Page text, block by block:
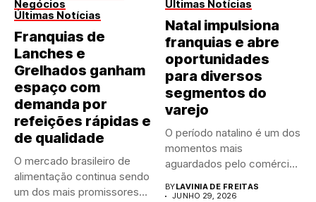
Negócios
Últimas Notícias
Franquias de
Lanches e
Grelhados ganham
espaço com
demanda por
refeições rápidas e
de qualidade
O mercado brasileiro de
alimentação continua sendo
um dos mais promissores
Últimas Notícias
Natal impulsiona
franquias e abre
oportunidades
para diversos
segmentos do
varejo
O período natalino é um dos
momentos mais
aguardados pelo comércio
BYLAVINIA DE FREITAS
JUNHO 29, 2026